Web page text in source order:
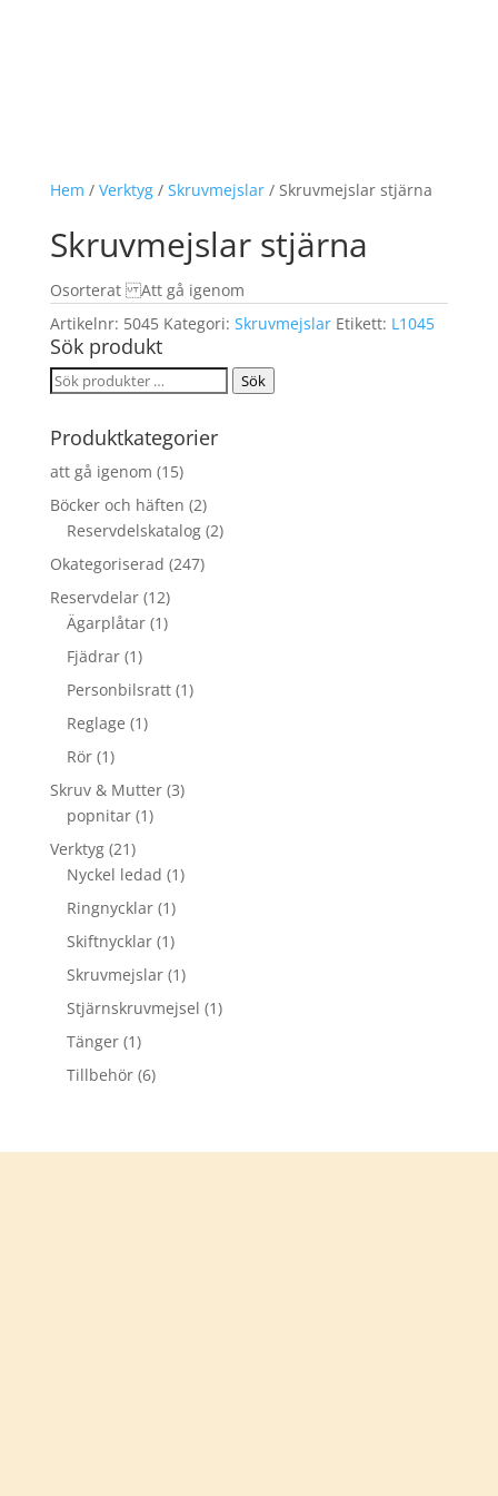
Hem / Verktyg/ Skruvmejslar/ Skruvmejslar stjärna
Skruvmejslar stjärna
Osorterat Att gå igenom
Artikelnr: 5045 Kategori: Skruvmejslar Etikett: L1045
Sök produkt
Sök
Sök
Produktkategorier
att gå igenom (15)
Böcker och häften (2)
Reservdelskatalog (2)
Okategoriserad (247)
Reservdelar (12)
Ägarplåtar (1)
Fjädrar (1)
Personbilsratt (1)
Reglage (1)
Rör (1)
Skruv & Mutter (3)
popnitar (1)
Verktyg (21)
Nyckel ledad (1)
Ringnycklar (1)
Skiftnycklar (1)
Skruvmejslar (1)
Stjärnskruvmejsel (1)
Tänger (1)
Tillbehör (6)